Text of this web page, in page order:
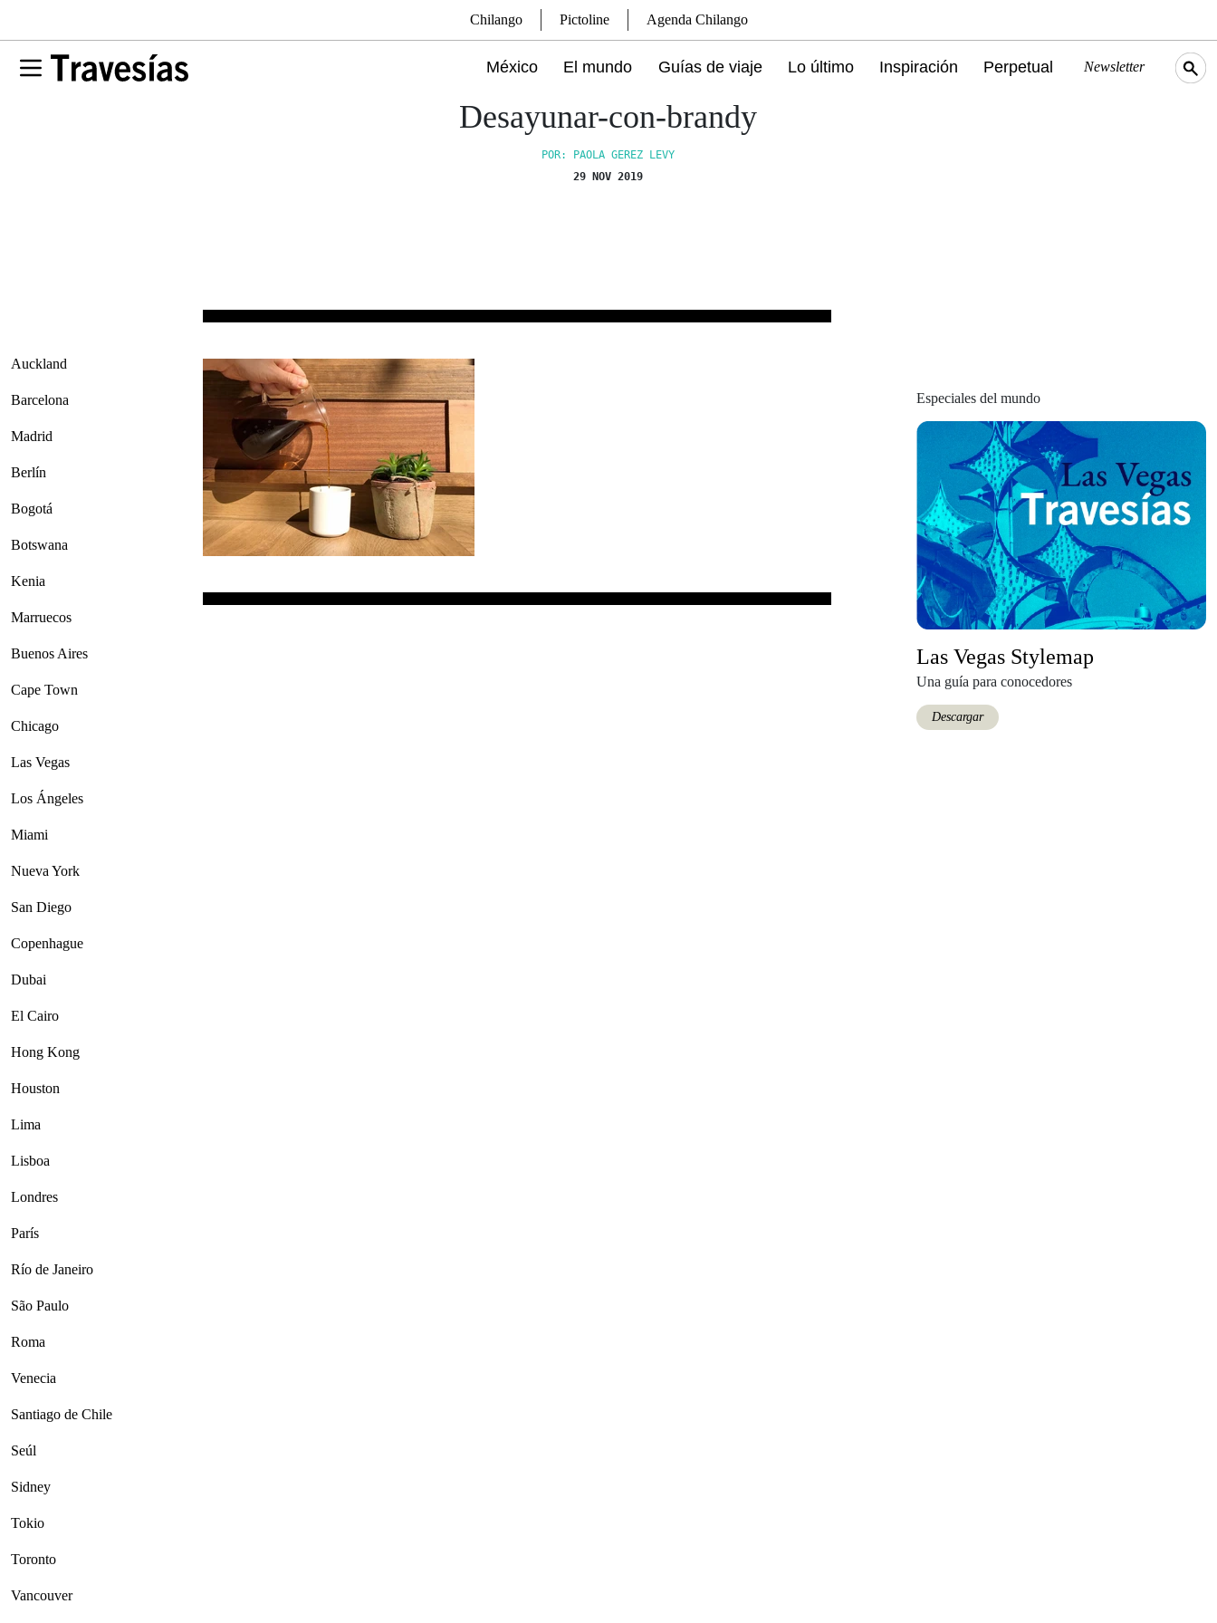
Chilango Pictoline Agenda Chilango
México El mundo Guías de viaje Lo último Inspiración Perpetual Newsletter
Desayunar-con-brandy
POR: PAOLA GEREZ LEVY
29 NOV 2019
Auckland
Barcelona
Madrid
Berlín
Bogotá
Botswana
Kenia
Marruecos
Buenos Aires
Cape Town
Chicago
Las Vegas
Los Ángeles
Miami
Nueva York
San Diego
Copenhague
Dubai
El Cairo
Hong Kong
Houston
Lima
Lisboa
Londres
París
Río de Janeiro
São Paulo
Roma
Venecia
Santiago de Chile
Seúl
Sidney
Tokio
Toronto
Vancouver
Especiales del mundo
Las Vegas Stylemap
Una guía para conocedores
Descargar